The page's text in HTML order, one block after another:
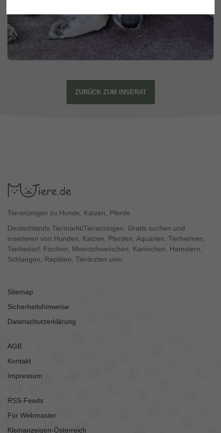
ZURÜCK ZUM INSERAT
Tieranzeigen zu Hunde, Katzen, Pferde.
Deutschlands Tiermarkt/Tieranzeigen. Gratis suchen und
inserieren von Hunden, Katzen, Pferden, Aquarien, Tierheimen,
Tierbedarf, Fischen, Meerschweinchen, Kaninchen, Hamstern,
Schlangen, Reptilien, Tierärzten uvm.
Sitemap
Sicherheitshinweise
Datenschutzerklärung
AGB
Kontakt
Impressum
RSS-Feeds
Für Webmaster
Kleinanzeigen-Österreich